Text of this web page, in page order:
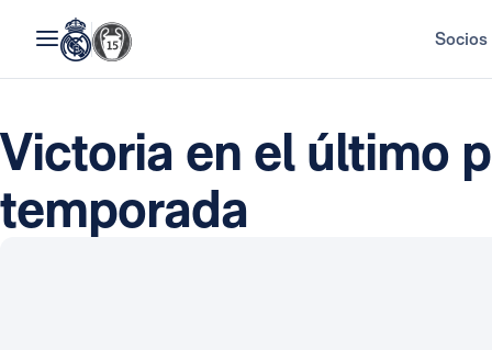
Socios
Victoria en el último
temporada